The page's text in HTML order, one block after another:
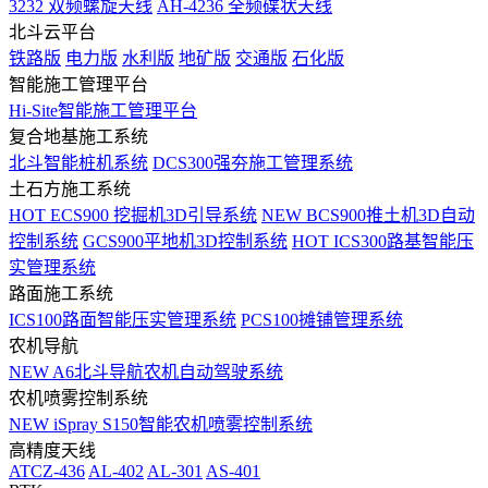
3232 双频螺旋天线 AH-4236 全频碟状天线
北斗云平台
铁路版 电力版 水利版 地矿版 交通版 石化版
智能施工管理平台
Hi-Site智能施工管理平台
复合地基施工系统
北斗智能桩机系统 DCS300强夯施工管理系统
土石方施工系统
HOT ECS900 挖掘机3D引导系统 NEW BCS900推土机3D自动
控制系统 GCS900平地机3D控制系统 HOT ICS300路基智能压
实管理系统
路面施工系统
ICS100路面智能压实管理系统 PCS100摊铺管理系统
农机导航
NEW A6北斗导航农机自动驾驶系统
农机喷雾控制系统
NEW iSpray S150智能农机喷雾控制系统
高精度天线
ATCZ-436 AL-402 AL-301 AS-401